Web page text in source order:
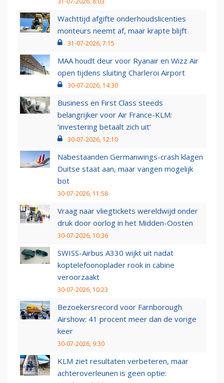
Wachttijd afgifte onderhoudslicenties
monteurs neemt af, maar krapte blijft
31-07-2026, 7:15
MAA houdt deur voor Ryanair en Wizz Air
open tijdens sluiting Charleroi Airport
30-07-2026, 14:30
Business en First Class steeds
belangrijker voor Air France-KLM:
‘investering betaalt zich uit’
30-07-2026, 12:10
Nabestaanden Germanwings-crash klagen
Duitse staat aan, maar vangen mogelijk
bot
30-07-2026, 11:58
Vraag naar vliegtickets wereldwijd onder
druk door oorlog in het Midden-Oosten
30-07-2026, 10:36
SWISS-Airbus A330 wijkt uit nadat
koptelefoonoplader rook in cabine
veroorzaakt
30-07-2026, 10:23
Bezoekersrecord voor Farnborough
Airshow: 41 procent meer dan de vorige
keer
30-07-2026, 9:30
KLM ziet resultaten verbeteren, maar
achteroverleunen is geen optie: